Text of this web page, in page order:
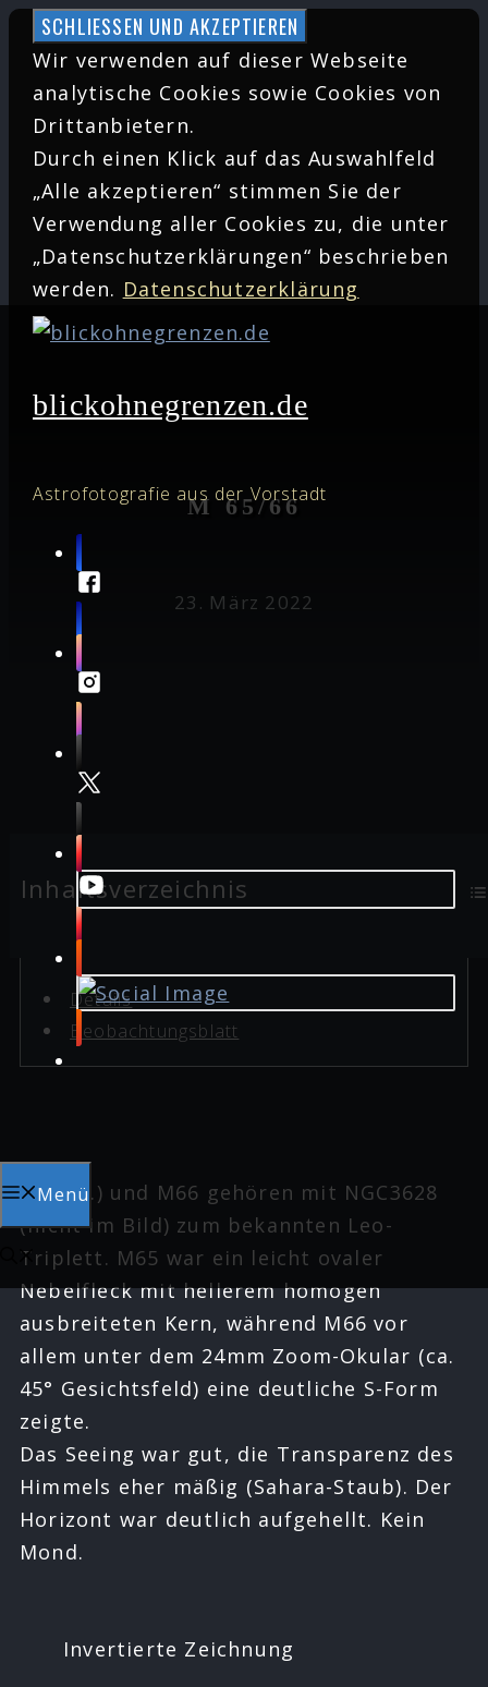
Zum
Inhalt
springen
Wir verwenden auf dieser Webseite
analytische Cookies sowie Cookies von
Drittanbietern.
Durch einen Klick auf das Auswahlfeld
„Alle akzeptieren“ stimmen Sie der
Verwendung aller Cookies zu, die unter
„Datenschutzerklärungen“ beschrieben
werden. Datenschutzerklärung
blickohnegrenzen.de
Astrofotografie aus der Vorstadt
Menü
M 65/66
23. März 2022
Inhaltsverzeichnis
Details
Beobachtungsblatt
M65 (li.) und M66 gehören mit NGC3628
(nicht im Bild) zum bekannten Leo-
Triplett. M65 war ein leicht ovaler
Nebelfleck mit hellerem homogen
ausbreiteten Kern, während M66 vor
allem unter dem 24mm Zoom-Okular (ca.
45° Gesichtsfeld) eine deutliche S-Form
zeigte.
Das Seeing war gut, die Transparenz des
Himmels eher mäßig (Sahara-Staub). Der
Horizont war deutlich aufgehellt. Kein
Mond.
Invertierte Zeichnung